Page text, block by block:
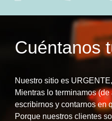
Cuéntanos
Nuestro sitio es
Mientras lo terminamos
escribirnos y contarnos en
Porque nuestros clientes